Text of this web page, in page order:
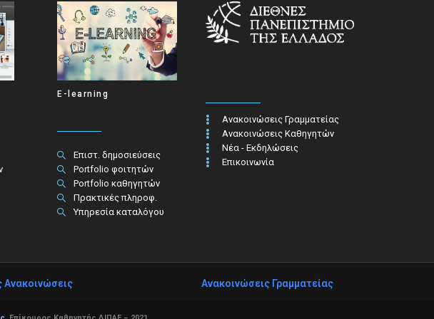
E-learning
Επιστ. δημοσιεύσεις
Portfolio φοιτητών
Portfolio καθηγητών
Πρακτικές πληροφ.​
Υπηρεσία καταλόγου
Ανακοινώσεις Γραμματείας
Ανακοινώσεις Καθηγητών
Νέα - Εκδηλώσεις
Επικοινωνία
Ανακοινώσεις Ανακοινώσεις Γραμματείας